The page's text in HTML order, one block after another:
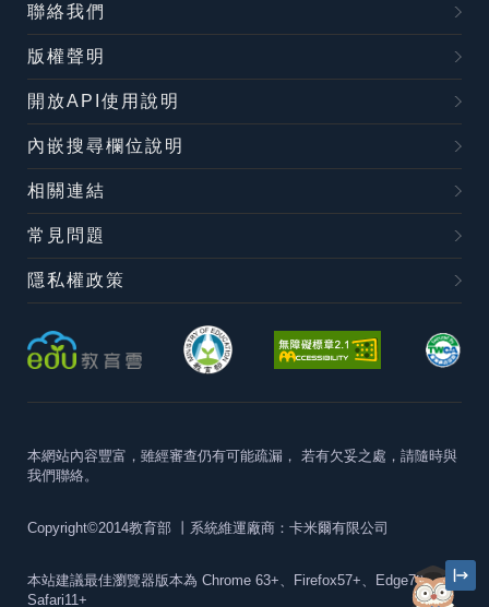
聯絡我們
版權聲明
開放API使用說明
內嵌搜尋欄位說明
相關連結
常見問題
隱私權政策
本網站內容豐富，雖經審查仍有可能疏漏， 若有欠妥之處，請隨時與
我們聯絡。
Copyright©2014教育部 丨系統維運廠商：卡米爾有限公司
本站建議最佳瀏覽器版本為 Chrome 63+、Firefox57+、Edge79+及
Safari11+